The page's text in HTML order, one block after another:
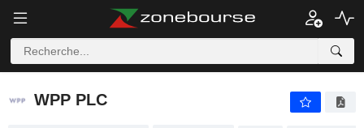
WPP PLC
WPP PLC